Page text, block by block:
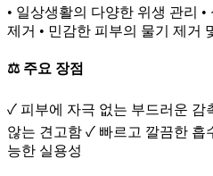
• 일상생활의 다양한 위생 관리
제거 • 민감한 피부의 물기 제거
⚖️ 주요 장점
✓ 피부에 자극 없는 부드러운 감
않는 견고함 ✓ 빠르고 깔끔한
능한 실용성